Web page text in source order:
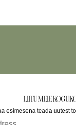
LIITU MEIE
esimesena teada uutest